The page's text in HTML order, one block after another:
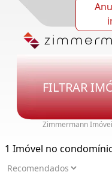
FILTRAR
Zimmermann
1 Imóvel no